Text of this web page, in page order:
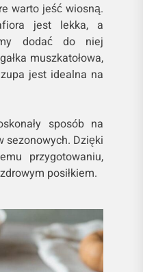
warto jeść wiosną.
jest lekka, a
dodać do niej
muszkatołowa,
jest idealna na
sposób na
sezonowych. Dzięki
przygotowaniu,
posiłkiem.